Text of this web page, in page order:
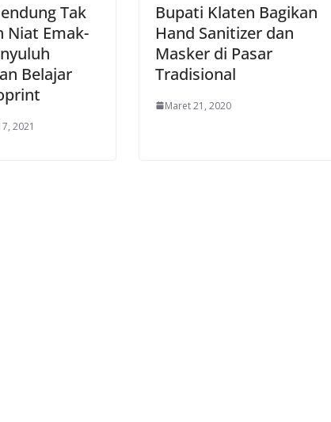
Tak
Niat Emak-
Belajar
2021
Bupati Klaten Bagikan
Hand Sanitizer dan
Masker di Pasar
Tradisional
Maret 21, 2020